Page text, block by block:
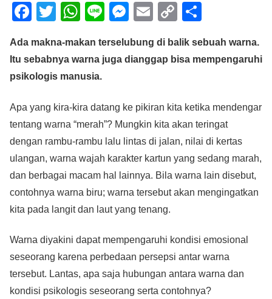
F
c
e
o
o
k
T
tt
er
W
at
s
p
p
Li
e
M
ss
e
g
er
E
ail
C
p
y
n
k
ar
e
Ada makna-makan terselubung di balik sebuah warna.
Itu sebabnya warna juga dianggap bisa mempengaruhi
psikologis manusia.
Apa yang kira-kira datang ke pikiran kita ketika mendengar
tentang warna “merah”? Mungkin kita akan teringat
dengan rambu-rambu lalu lintas di jalan, nilai di kertas
ulangan, warna wajah karakter kartun yang sedang marah,
dan berbagai macam hal lainnya. Bila warna lain disebut,
contohnya warna biru; warna tersebut akan mengingatkan
kita pada langit dan laut yang tenang.
Warna diyakini dapat mempengaruhi kondisi emosional
seseorang karena perbedaan persepsi antar warna
tersebut. Lantas, apa saja hubungan antara warna dan
kondisi psikologis seseorang serta contohnya?